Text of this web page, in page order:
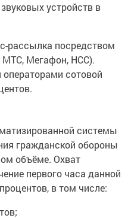
устройств в
рассылка посредством
МТС, Мегафон, НСС).
сотовой
системы
гражданской обороны
объёме. Охват
первого часа данной
в том числе: